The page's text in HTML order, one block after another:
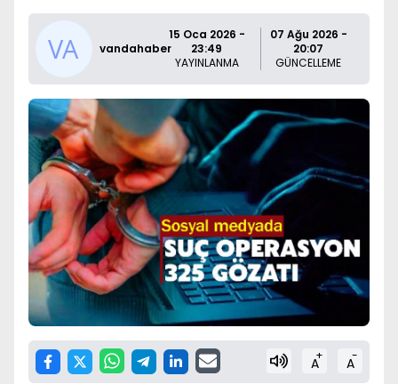
vandahaber
15 Oca 2026 -
23:49
YAYINLANMA
07 Ağu 2026 -
20:07
GÜNCELLEME
A+ A-